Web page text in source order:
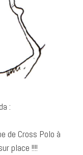
:
de Cross Polo à
place !!!!